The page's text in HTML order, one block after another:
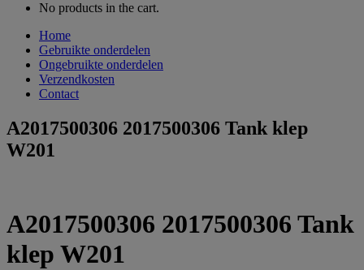
No products in the cart.
Home
Gebruikte onderdelen
Ongebruikte onderdelen
Verzendkosten
Contact
A2017500306 2017500306 Tank klep
W201
A2017500306 2017500306 Tank
klep W201